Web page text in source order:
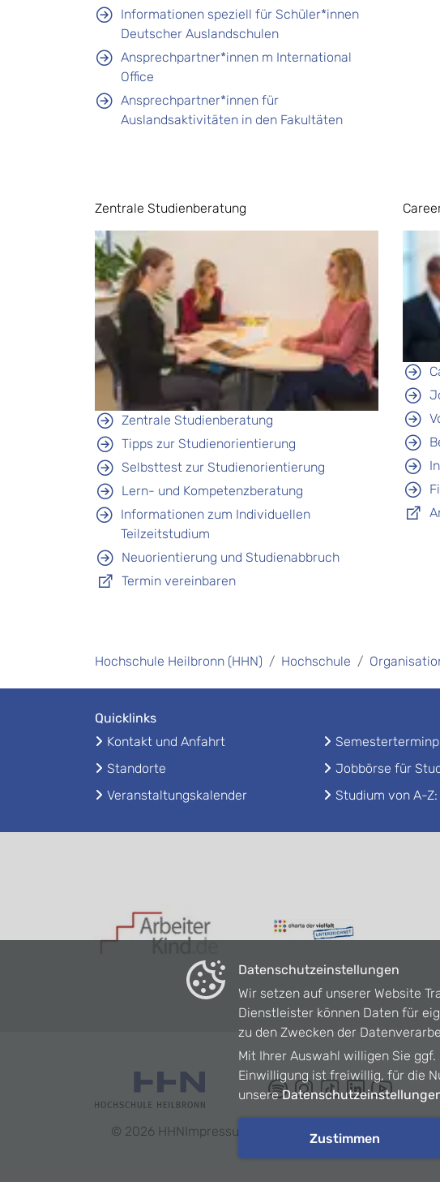
Informationen speziell für Schüler*innen
Deutscher Auslandschulen
Ansprechpartner*innen m International
Office
Ansprechpartner*innen für
Auslandsaktivitäten in den Fakultäten
Zentrale Studienberatung
Zentrale Studienberatung
Tipps zur Studienorientierung
Selbsttest zur Studienorientierung
Lern- und Kompetenzberatung
Informationen zum Individuellen
Teilzeitstudium
Neuorientierung und Studienabbruch
Termin vereinbaren
Hochschule Heilbronn (HHN) Hochschule
Quicklinks
Kontakt und Anfahrt
Standorte
Veranstaltungskalender
Jobbörse für
Studium von A-Z:
© 2026 HHN Impressum Datenschutz Barrierefreiheit
Datenschutzeinstellungen
Wir setzen auf unserer Website
Dienstleister können Daten für
zu den Zwecken der
Mit Ihrer Auswahl willigen Sie
Einwilligung ist freiwillig, für die
unsere
Zustimmen